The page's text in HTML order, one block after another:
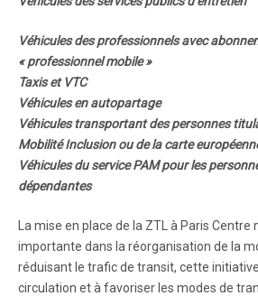
Véhicules des professionnels avec
« professionnel mobile »
Taxis et VTC
Véhicules en autopartage
Véhicules transportant des personnes
Mobilité Inclusion ou de la carte
Véhicules du service PAM pour les
dépendantes
La mise en place de la ZTL à Paris Centre
importante dans la réorganisation de la
réduisant le trafic de transit, cette
circulation et à favoriser les modes de